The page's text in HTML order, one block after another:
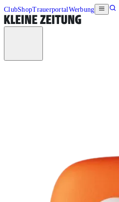
ClubShopTrauerportalWerbung